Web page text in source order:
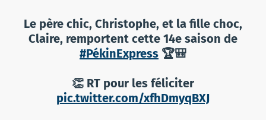
Le père chic, Christophe, et la fille choc,
Claire, remportent cette 14e saison de
#PékinExpress 🏆🎒
👏 RT pour les féliciter
pic.twitter.com/xfhDmyqBXJ